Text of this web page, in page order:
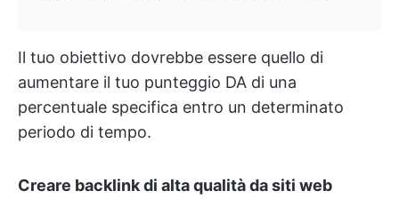
Il tuo obiettivo dovrebbe essere quello di
aumentare il tuo punteggio DA di una
percentuale specifica entro un determinato
periodo di tempo.
Creare backlink di alta qualità da siti web